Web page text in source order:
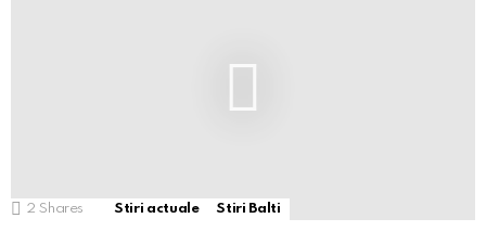
2 Shares Stiri actuale Stiri Balti